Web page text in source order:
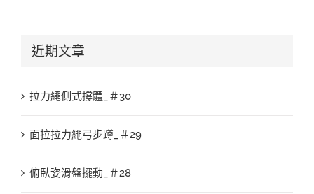
近期文章
拉力繩側式撐體_＃30
面拉拉力繩弓步蹲_＃29
俯臥姿滑盤擺動_＃28